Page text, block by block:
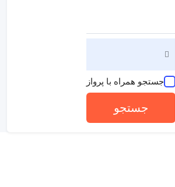
جستجو همراه با پرواز
جستجو